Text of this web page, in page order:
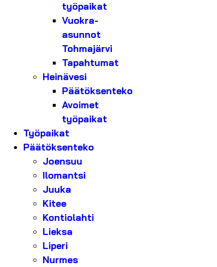
työpaikat
Vuokra-
asunnot
Tohmajärvi
Tapahtumat
Heinävesi
Päätöksenteko
Avoimet
työpaikat
Työpaikat
Päätöksenteko
Joensuu
Ilomantsi
Juuka
Kitee
Kontiolahti
Lieksa
Liperi
Nurmes